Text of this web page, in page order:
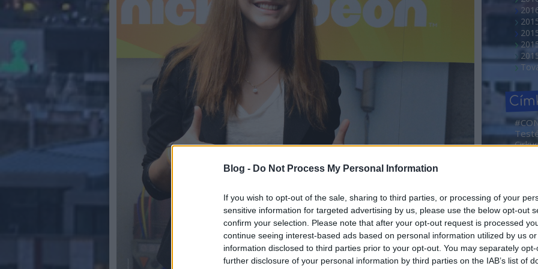
Blog - Do Not Process My Personal Information
If you wish to opt-out of the sale, sharing to third parties, or processing of your
sensitive information for targeted advertising by us, please use the below opt-out
confirm your selection. Please note that after your opt-out request is processed
continue seeing interest-based ads based on personal information utilized by us
information disclosed to third parties prior to your opt-out. You may separately
further disclosure of your personal information by third parties on the IAB’s list of
Dóra
Ada